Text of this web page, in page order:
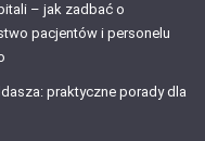
– jak zadbać o
pacjentów i personelu
praktyczne porady dla